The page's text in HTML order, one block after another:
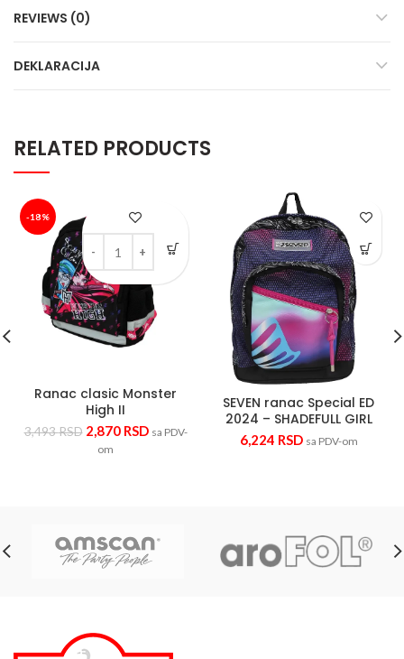
REVIEWS (0)
DEKLARACIJA
RELATED PRODUCTS
-18%
Ranac clasic Monster
High II
3,493RSD 2,870 RSD sa PDV-
om
Ranac clasic Monster High II quantity
SEVEN ranac Special ED
2024 – SHADEFULL GIRL
6,224 RSD sa PDV-om